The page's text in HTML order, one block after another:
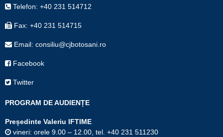
Telefon: +40 231 514712
Fax: +40 231 514715
Email: consiliu@cjbotosani.ro
Facebook
Twitter
PROGRAM DE AUDIENȚE
Președinte Valeriu IFTIME
vineri: orele 9.00 – 12.00, tel. +40 231 511230